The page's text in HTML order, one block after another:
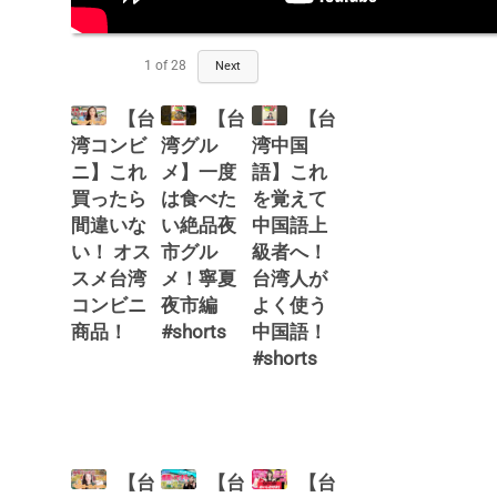
1 of 28 Next
【台
湾コンビ
ニ】これ
買ったら
間違いな
い！ オス
スメ台湾
コンビニ
商品！
【台
湾グル
メ】一度
は食べた
い絶品夜
市グル
メ！寧夏
夜市編
#shorts
【台
湾中国
語】これ
を覚えて
中国語上
級者へ！
台湾人が
よく使う
中国語！
#shorts
【台 【台 【台